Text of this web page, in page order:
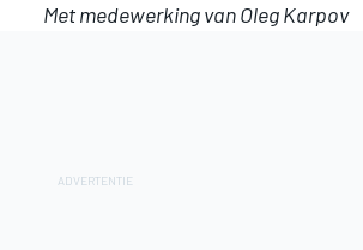
Met medewerking van Oleg Karpov